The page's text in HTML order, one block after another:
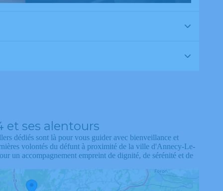
et ses alentours
dédiés sont là pour vous guider avec bienveillance et
volontés du défunt à proximité de la ville d'Annecy-Le-
un accompagnement empreint de dignité, de sérénité et de